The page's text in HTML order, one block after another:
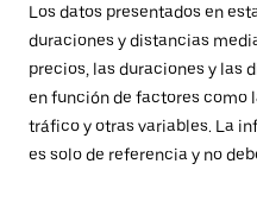
Los datos presentados en
duraciones y distancias
precios, las duraciones y las
en función de factores como
tráfico y otras variables. La
es solo de referencia y no